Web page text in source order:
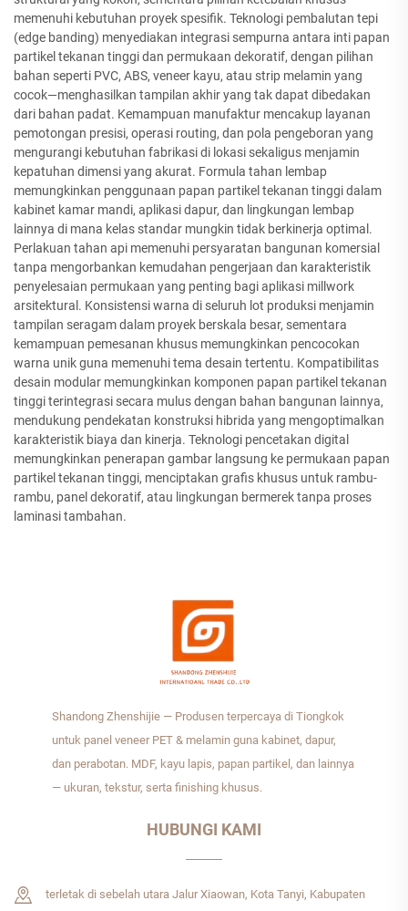
memenuhi kebutuhan proyek spesifik. Teknologi pembalutan tepi
(edge banding) menyediakan integrasi sempurna antara inti papan
partikel tekanan tinggi dan permukaan dekoratif, dengan pilihan
bahan seperti PVC, ABS, veneer kayu, atau strip melamin yang
cocok—menghasilkan tampilan akhir yang tak dapat dibedakan
dari bahan padat. Kemampuan manufaktur mencakup layanan
pemotongan presisi, operasi routing, dan pola pengeboran yang
mengurangi kebutuhan fabrikasi di lokasi sekaligus menjamin
kepatuhan dimensi yang akurat. Formula tahan lembap
memungkinkan penggunaan papan partikel tekanan tinggi dalam
kabinet kamar mandi, aplikasi dapur, dan lingkungan lembap
lainnya di mana kelas standar mungkin tidak berkinerja optimal.
Perlakuan tahan api memenuhi persyaratan bangunan komersial
tanpa mengorbankan kemudahan pengerjaan dan karakteristik
penyelesaian permukaan yang penting bagi aplikasi millwork
arsitektural. Konsistensi warna di seluruh lot produksi menjamin
tampilan seragam dalam proyek berskala besar, sementara
kemampuan pemesanan khusus memungkinkan pencocokan
warna unik guna memenuhi tema desain tertentu. Kompatibilitas
desain modular memungkinkan komponen papan partikel tekanan
tinggi terintegrasi secara mulus dengan bahan bangunan lainnya,
mendukung pendekatan konstruksi hibrida yang mengoptimalkan
karakteristik biaya dan kinerja. Teknologi pencetakan digital
memungkinkan penerapan gambar langsung ke permukaan papan
partikel tekanan tinggi, menciptakan grafis khusus untuk rambu-
rambu, panel dekoratif, atau lingkungan bermerek tanpa proses
laminasi tambahan.
Shandong Zhenshijie — Produsen terpercaya di Tiongkok
untuk panel veneer PET & melamin guna kabinet, dapur,
dan perabotan. MDF, kayu lapis, papan partikel, dan lainnya
— ukuran, tekstur, serta finishing khusus.
HUBUNGI KAMI
terletak di sebelah utara Jalur Xiaowan, Kota Tanyi, Kabupaten